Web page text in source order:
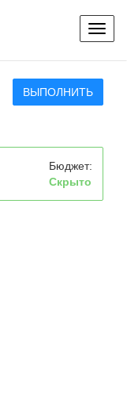
ВЫПОЛНИТЬ
Бюджет:
Скрыто